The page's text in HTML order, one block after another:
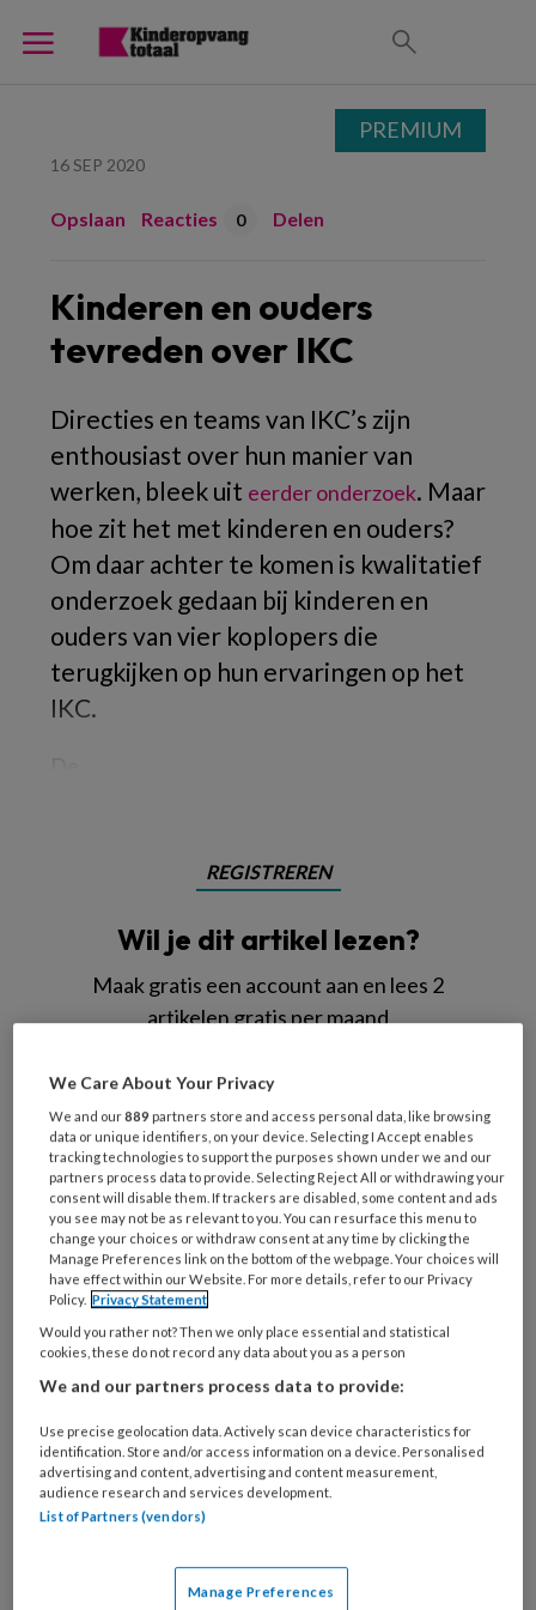
16 SEP 2020
Opslaan Reacties 0 Delen
Kinderen en ouders
tevreden over IKC
Directies en teams van IKC’s zijn
enthousiast over hun manier van
werken, bleek uit eerder onderzoek. Maar
hoe zit het met kinderen en ouders?
Om daar achter te komen is kwalitatief
onderzoek gedaan bij kinderen en
ouders van vier koplopers die
terugkijken op hun ervaringen op het
IKC.
REGISTREREN
Wil je dit artikel lezen?
Maak gratis een account aan en lees 2
artikelen gratis per maand
Al een account of abonnement?
Wat
is
je
e-
mailadres?
* *
Kies
je
wachtwoord*
Kies
je
functie *
Bij
welke
organisatie
werk
Untitled
KinderopvangTotaal nieuwsbrief
PREMIUM
We Care About Your Privacy
We and our889 partners store and access personal data, like browsing
data or unique identifiers, on your device. Selecting I Accept enables
tracking technologies to support the purposes shown under we and our
partners process data to provide. Selecting Reject All or withdrawing your
consent will disable them. If trackers are disabled, some content and ads
you see may not be as relevant to you. You can resurface this menu to
change your choices or withdraw consent at any time by clicking the
Manage Preferences link on the bottom of the webpage. Your choices will
have effect within our Website. For more details, refer to our Privacy
Policy. Privacy Statement
Would you rather not? Then we only place essential and statistical
cookies, these do not record any data about you as a person
We and our partners process data to provide:
Use precise geolocation data. Actively scan device characteristics for
identification. Store and/or access information on a device. Personalised
advertising and content, advertising and content measurement,
audience research and services development.
List of Partners (vendors)
Manage Preferences